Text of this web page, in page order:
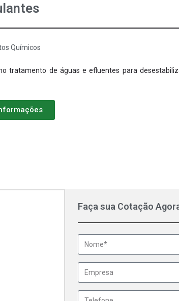
Químicos
tratamento de águas e efluentes para
Faça sua Cotação